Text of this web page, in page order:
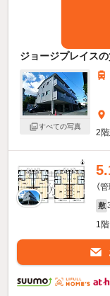
ジョージプレイス
すべての写真
2
（
敷
1